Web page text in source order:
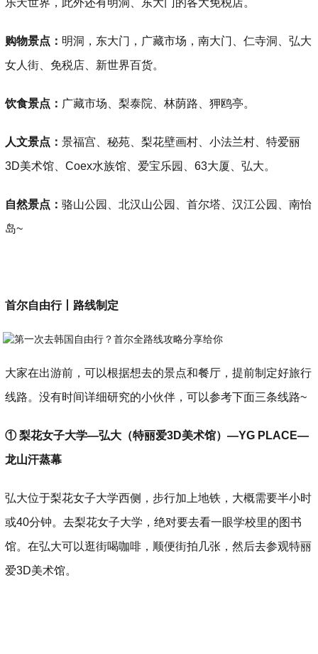
乐天世界，此外还有明洞、东大门的各大免税店。
购物景点： 明洞，东大门，广藏市场，南大门、仁寺洞、弘大
女人街、免税店、新世界百货。
饮食景点： 广藏市场、梨泰院、林荫路、狎鸥亭。
人文景点：景福宫、秘苑、梨花壁画村、小法兰村、特爱丽
3D美术馆、Coex水族馆、爱宝乐园、63大厦、弘大。
自然景点：骆山公园、北汉山公园、首尔塔、汉江公园、南怡
岛~
首尔自由行丨路线制定
大家在出游前，可以根据想去的景点和餐厅，提前制定好旅行
线路。没有时间详细研究的小伙伴，可以参考下面三条线路~
① 梨花女子大学—弘大（特丽爱3D美术馆）—YG PLACE—
龙山汗蒸幕
弘大位于梨花女子大学西侧，步行加上地铁，大概需要半小时
或40分钟。去梨花女子大学，绝对要去看一眼学校里的图书
馆。在弘大可以逛街喝咖啡，顺便街拍几张，然后去参观特丽
爱3D美术馆。